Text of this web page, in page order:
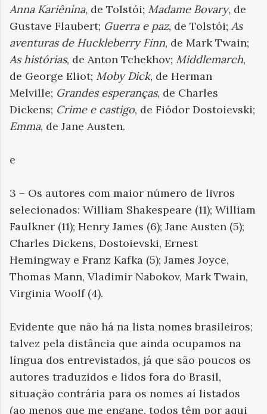
Anna Kariênina, de Tolstói; Madame Bovary, de
Gustave Flaubert; Guerra e paz, de Tolstói; As
aventuras de Huckleberry Finn, de Mark Twain;
As histórias, de Anton Tchekhov; Middlemarch,
de George Eliot; Moby Dick, de Herman
Melville; Grandes esperanças, de Charles
Dickens; Crime e castigo, de Fiódor Dostoievski;
Emma, de Jane Austen.
e
3 – Os autores com maior número de livros
selecionados: William Shakespeare (11); William
Faulkner (11); Henry James (6); Jane Austen (5);
Charles Dickens, Dostoievski, Ernest
Hemingway e Franz Kafka (5); James Joyce,
Thomas Mann, Vladimir Nabokov, Mark Twain,
Virginia Woolf (4).
Evidente que não há na lista nomes brasileiros;
talvez pela distância que ainda ocupamos na
língua dos entrevistados, já que são poucos os
autores traduzidos e lidos fora do Brasil,
situação contrária para os nomes aí listados
(ao menos que me engane, todos têm por aqui